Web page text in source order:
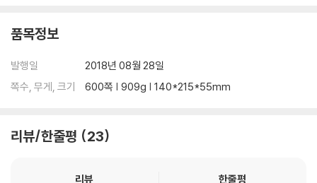
품목정보
발행일
2018년 08월 28일
쪽수, 무게, 크기
600쪽 | 909g | 140*215*55mm
리뷰/한줄평 23
리뷰 한줄평